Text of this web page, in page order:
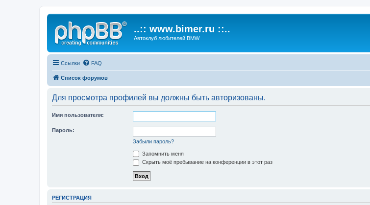
..:: www.bimer.ru ::..
Автоклуб любителей BMW
Ссылки FAQ
Список форумов
Для просмотра профилей вы должны быть авторизованы.
Имя пользователя:
Пароль:
Забыли пароль?
Запомнить меня
Скрыть моё пребывание на конференции в этот раз
РЕГИСТРАЦИЯ